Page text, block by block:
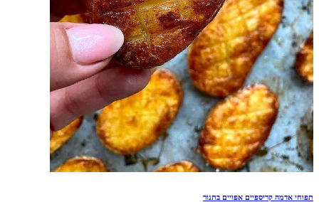
תפוחי אדמה קריספיים אפויים בתנור